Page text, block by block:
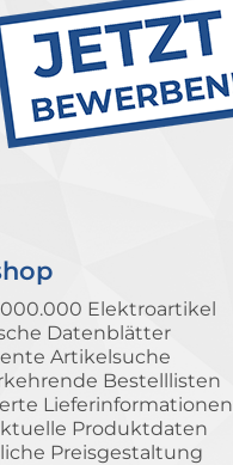
Elektroartikel
Datenblätter
Artikelsuche
Bestelllisten
Lieferinformationen
Produktdaten
Preisgestaltung